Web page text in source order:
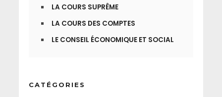
LA COURS SUPRÊME
LA COURS DES COMPTES
LE CONSEIL ÉCONOMIQUE ET SOCIAL
CATÉGORIES